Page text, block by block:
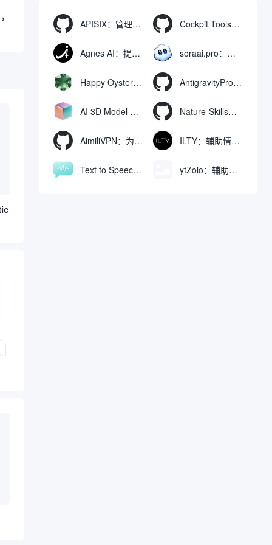
APISIX：管理和代理API及大模型流量的高性能网关 Cockpit Tools：管理多个AI编程IDE账号与配置多开独立实例的本地桌面应用
Agnes AI：提供全模态模型免费API、支持图文视频生成与复杂工程执行的智能体平台 soraai.pro：支持多模型文字转视频和图像生成的在线创作工具
Happy Oyster AI：生成可交互式3D虚拟世界与视频的大模型 AntigravityProxyLauncher：免TUN全局代理使用Antigravity IDE
AI 3D Model Generator：通过文本和图像快速生成3D模型的在线工具 Nature-Skills：辅助撰写学术论文和绘制科研图表的智能体插件
AimiliVPN：为Linux提供纯净出站家庭IP的VPN代理网关 ILTY：辅助情绪疏导与提供行动建议的AI陪伴工具
Text to Speech AI：支持多说话人与情感控制的文字转语音工具 ytZolo：辅助创建和优化YouTube视频内容的生成工具